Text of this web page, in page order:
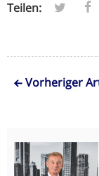
Teilen:
Vorheriger